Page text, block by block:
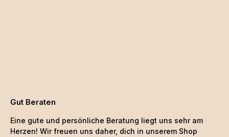
Gut Beraten
Eine gute und persönliche Beratung liegt uns sehr am
Herzen! Wir freuen uns daher, dich in unserem Shop